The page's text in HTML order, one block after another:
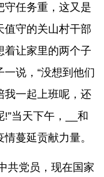
守任务重，这又是
值守的关山村干部
着让家里的两个子
说，“没想到他们
我一起上班呢，还
当天下午，__和
蔓延贡献力量。
共党员，现在国家